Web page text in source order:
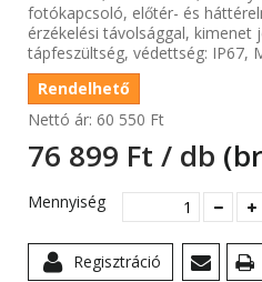
fotókapcsoló, előtér- és
érzékelési távolsággal, kimenet
tápfeszültség, védettség: IP67,
Rendelhető
Nettó ár: 60 550 Ft‎
76 899 Ft‎ / db
Mennyiség
Regisztráció